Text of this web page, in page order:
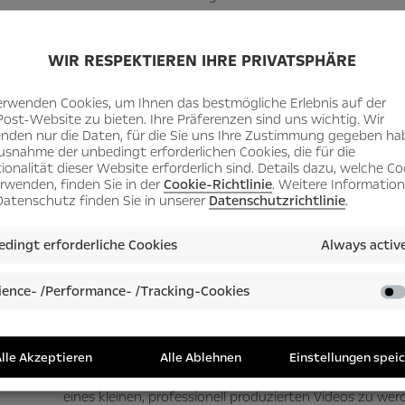
WIR RESPEKTIEREN IHRE PRIVATSPHÄRE
Cookies, um Ihnen das bestmögliche Erlebnis auf der
Website zu bieten. Ihre Präferenzen sind uns wichtig. Wir
nur die Daten, für die Sie uns Ihre Zustimmung gegeben
der unbedingt erforderlichen Cookies, die für die
dieser Website erforderlich sind. Details dazu, welche
finden Sie in derCookie-Richtlinie. Weitere
finden Sie in unserer Datenschutzrichtlinie.
erforderliche Cookies Always
/Performance- /Tracking-Cookies
Akzeptieren Alle Ablehnen Einstellungen
Im Astra Cabrio zum
Der Radiosender Hitradio FFH produziert
Models und Modelle wie Robin und sein Astra Cabrio.
des ehemaligen Opel-Praktikanten
Highlights im Angebot der Carsharing-Plattform
stolzen Besitzer wird gerade zum Renner im Internet:
bereits angeschaut. Produziert hat ihn
Werbekampagne für CarUnity. Und: DerSender sucht
gute Gelegenheit, mit dem eigenen Opel nicht nur
eines kleinen, professionell produzierten Videos zu